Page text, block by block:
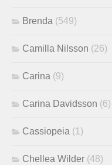
Brenda (549)
Camilla Nilsson (26)
Carina (9)
Carina Davidsson (6)
Cassiopeia (1)
Chellea Wilder (48)